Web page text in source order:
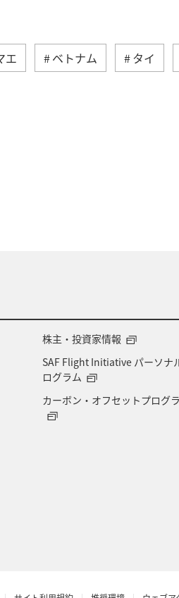
エ ベトナム タイ
株主・投資家情報
SAF Flight Initiative パーソナ
ログラム
カーボン・オフセットプログ